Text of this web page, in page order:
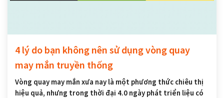
4 lý do bạn không nên sử dụng vòng quay
may mắn truyền thống
Vòng quay may mắn xưa nay là một phương thức chiêu thị
hiệu quả, nhưng trong thời đại 4.0 ngày phát triển liệu có